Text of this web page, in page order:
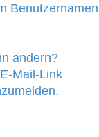
Benutzernamen
ändern?
Mail-Link